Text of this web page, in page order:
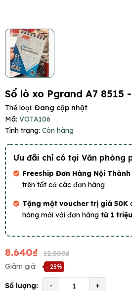
Sổ lò xo Pgrand A7 8515
Thể loại: Đang cập nhật
Mã: VOTA106
Tình trạng: Còn hàng
Ưu đãi chỉ có tại Văn phòng
Freeship Đơn Hàng Nội
trên tất cả các đơn hàng
Tặng một voucher trị giá 50K
hàng mới với đơn hàng từ 1
8.640₫
12.000₫
Giảm giá:
- 28%
Số lượng: - +